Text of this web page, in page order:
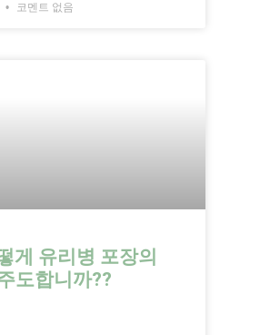
코멘트 없음
게 유리병 포장의
도합니까??